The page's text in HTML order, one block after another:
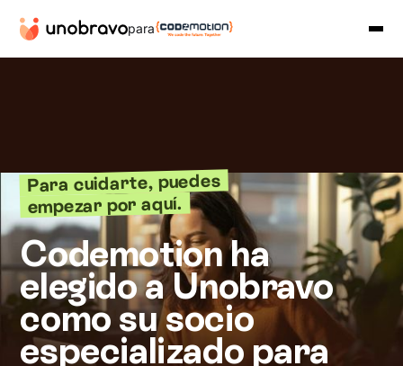
para
Para cuidarte, puedes
empezar por aquí.
Codemotion ha
elegido a Unobravo
como su socio
especializado para